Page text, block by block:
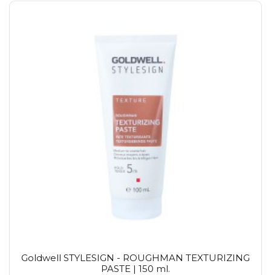
Goldwell STYLESIGN - ROUGHMAN TEXTURIZING
PASTE | 150 ml.